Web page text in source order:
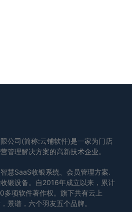
公司(简称:云铺软件)是一家为门店
管理解决方案的高新技术企业。
慧SaaS收银系统、会员管理方案.
银设备。自2016年成立以来，累计
多项软件著作权。旗下共有云上
景谱，六个羽友五个品牌。